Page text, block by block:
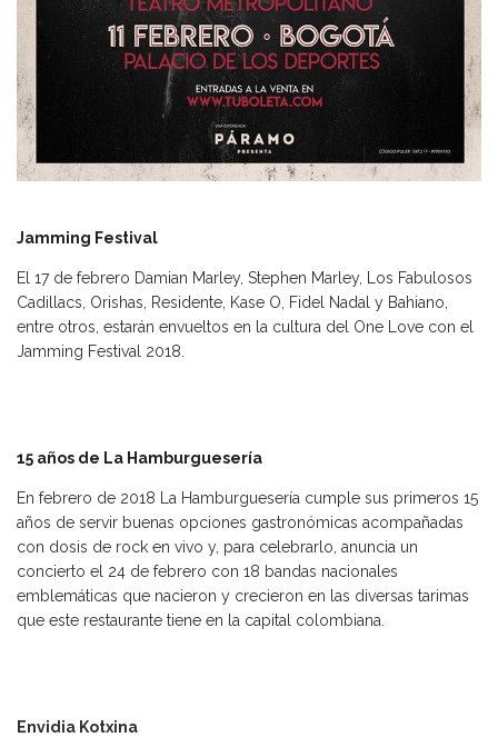
Jamming Festival
El 17 de febrero Damian Marley, Stephen Marley, Los Fabulosos
Cadillacs, Orishas, Residente, Kase O, Fidel Nadal y Bahiano,
entre otros, estarán envueltos en la cultura del One Love con el
Jamming Festival 2018.
15 años de La Hamburguesería
En febrero de 2018 La Hamburguesería cumple sus primeros 15
años de servir buenas opciones gastronómicas acompañadas
con dosis de rock en vivo y, para celebrarlo, anuncia un
concierto el 24 de febrero con 18 bandas nacionales
emblemáticas que nacieron y crecieron en las diversas tarimas
que este restaurante tiene en la capital colombiana.
Envidia Kotxina